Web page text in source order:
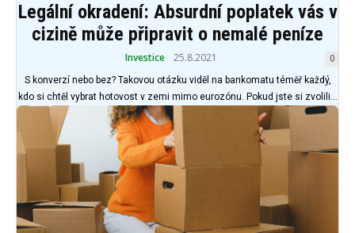
Legální okradení: Absurdní poplatek vás v
cizině může připravit o nemalé peníze
Investice 25.8.2021 0
S konverzí nebo bez? Takovou otázku viděl na bankomatu téměř každý,
kdo si chtěl vybrat hotovost v zemi mimo eurozónu. Pokud jste si zvolili...